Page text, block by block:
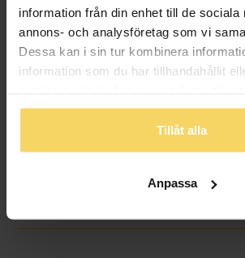
information från din enhet till de sociala
annons- och analysföretag som vi
Dessa kan i sin tur kombinera
information som du har tillhandahållit
Tillåt alla
Anpassa
269:-